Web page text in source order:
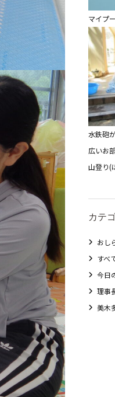
マイプ
水鉄砲
広いお
山登り(
カテ
おし
すべ
今日
理事
美木
教職員募集
未就園児
0歳親子登園